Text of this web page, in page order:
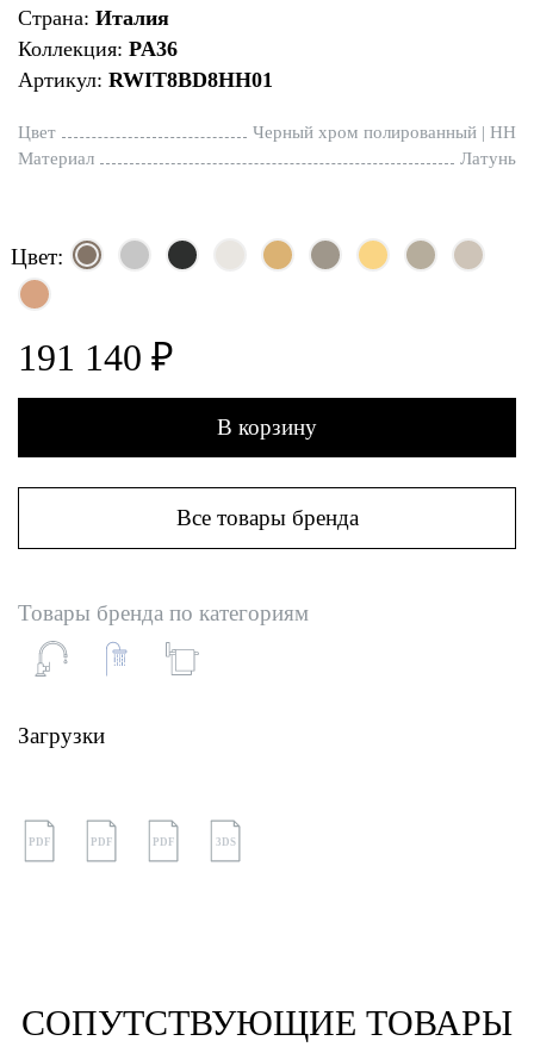
Страна: Италия
Коллекция: PA36
Артикул: RWIT8BD8HH01
Цвет
Черный хром полированный | HH
Материал
Латунь
Цвет:
191 140 ₽
В корзину
Все товары бренда
Товары бренда по категориям
Загрузки
PDF PDF PDF 3DS
СОПУТСТВУЮЩИЕ ТОВАРЫ